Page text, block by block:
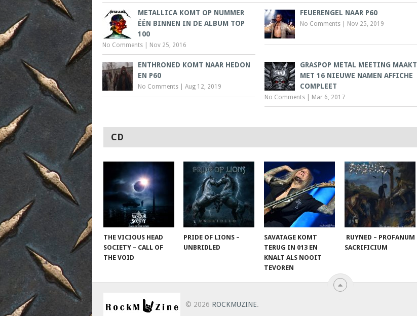
METALLICA KOMT OP NUMMER
ÉÉN BINNEN IN DE ALBUM TOP
100
No Comments Nov 25, 2016
FEUERENGEL NAAR P60
No Comments Nov 25, 2019
ENTHRONED KOMT NAAR HEDON
EN P60
No Comments Aug 12, 2019
GRASPOP METAL MEETING MAAKT
MET 16 NIEUWE NAMEN AFFICHE
COMPLEET
No Comments Mar 6, 2017
CD
THE VICIOUS HEAD
SOCIETY – CALL OF
THE VOID
PRIDE OF LIONS –
UNBRIDLED
SAVATAGE KOMT
TERUG IN 013 EN
KNALT ALS NOOIT
TEVOREN
RUYNED – PROFANUM
SACRIFICIUM
© 2026 ROCKMUZINE.